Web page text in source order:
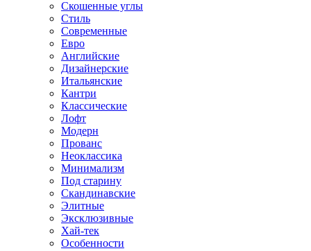
Скошенные углы
Стиль
Современные
Евро
Английские
Дизайнерские
Итальянские
Кантри
Классические
Лофт
Модерн
Прованс
Неоклассика
Минимализм
Под старину
Скандинавские
Элитные
Эксклюзивные
Хай-тек
Особенности